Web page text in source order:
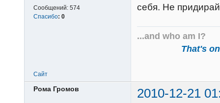
Сообщений: 574
Спасибо: 0
себя. Не
...and who am I?
That's
Сайт
Рома Громов
2010-12-21